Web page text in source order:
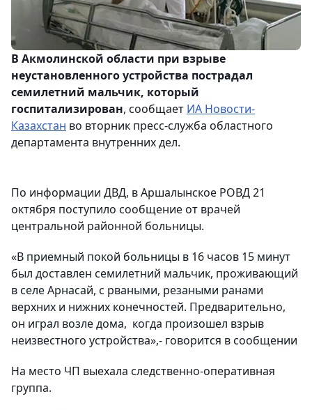
В Акмолинской области при взрыве
неустановленного устройства пострадал
семилетний мальчик, который
госпитализирован, сообщает ИА Новости-
Казахстан во вторник пресс-служба областного
департамента внутренних дел.
По информации ДВД, в Аршалынское РОВД 21
октября поступило сообщение от врачей
центральной районной больницы.
«В приемный покой больницы в 16 часов 15 минут
был доставлен семилетний мальчик, проживающий
в селе Арнасай, с рваными, резаными ранами
верхних и нижних конечностей. Предварительно,
он играл возле дома, когда произошел взрыв
неизвестного устройства»,- говорится в сообщении
На место ЧП выехала следственно-оперативная
группа.